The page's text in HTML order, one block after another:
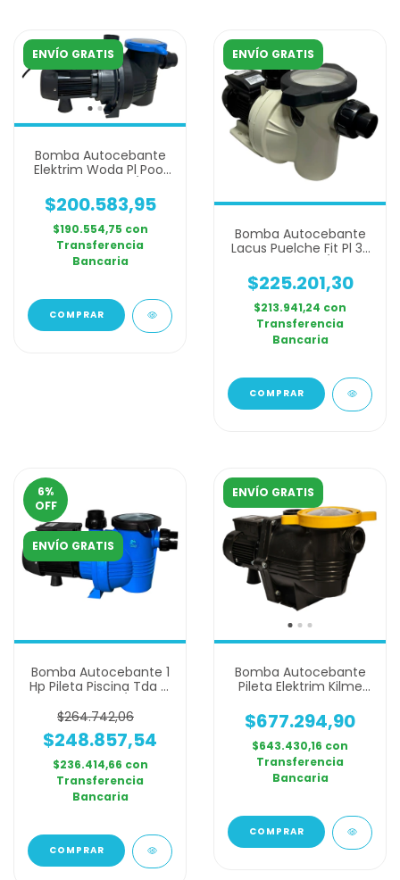
ENVÍO GRATIS
Bomba Autocebante
Elektrim Woda Pl Pool
$200.583,95
$190.554,75 con
Transferencia
Bancaria
ENVÍO GRATIS
Bomba Autocebante
Lacus Puelche Fit Pl 33
$225.201,30
$213.941,24 con
Transferencia
Bancaria
6%
OFF
ENVÍO GRATIS
Bomba Autocebante 1
Hp Pileta Piscina Tda Pl
$264.742,06
$248.857,54
$236.414,66 con
Transferencia
Bancaria
ENVÍO GRATIS
Bomba Autocebante
Pileta Elektrim Kilme
$677.294,90
$643.430,16 con
Transferencia
Bancaria